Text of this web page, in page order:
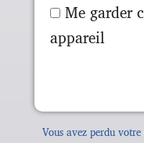
Me garder
appareil
Vous avez perdu votre